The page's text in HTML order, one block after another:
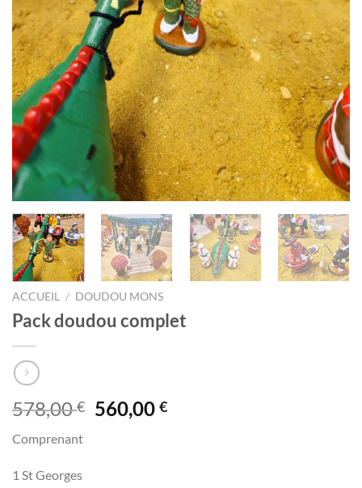
ACCUEIL / DOUDOU MONS
Pack doudou complet
578,00€
Le
prix
560,00€Le
Comprenant
1 St Georges